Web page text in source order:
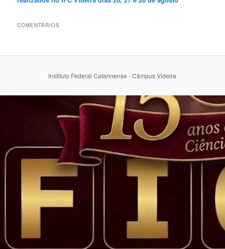
COMENTÁRIOS
Instituto Federal Catarinense - Câmpus Videira